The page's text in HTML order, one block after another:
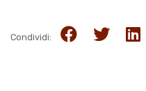
Condividi: